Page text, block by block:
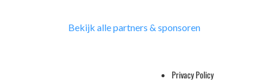
Bekijk alle partners & sponsoren
Privacy Policy